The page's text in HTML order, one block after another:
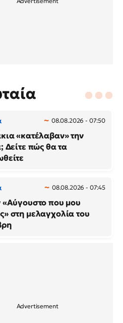
08.08.2026 - 07:50
«κατέλαβαν» την
Δείτε πώς θα τα
08.08.2026 - 07:45
«Αύγουστο που μου
στη μελαγχολία του